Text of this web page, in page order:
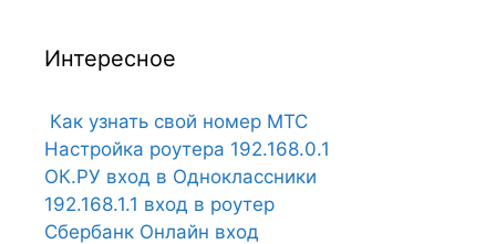
Интересное
Как узнать свой номер МТС
Настройка роутера 192.168.0.1
ОК.РУ вход в Одноклассники
192.168.1.1 вход в роутер
Сбербанк Онлайн вход